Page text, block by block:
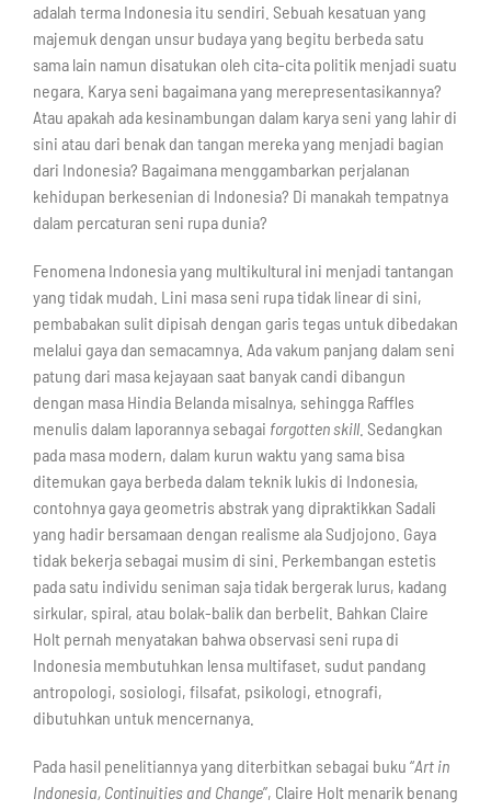
adalah terma Indonesia itu sendiri. Sebuah kesatuan yang
majemuk dengan unsur budaya yang begitu berbeda satu
sama lain namun disatukan oleh cita-cita politik menjadi suatu
negara. Karya seni bagaimana yang merepresentasikannya?
Atau apakah ada kesinambungan dalam karya seni yang lahir di
sini atau dari benak dan tangan mereka yang menjadi bagian
dari Indonesia? Bagaimana menggambarkan perjalanan
kehidupan berkesenian di Indonesia? Di manakah tempatnya
dalam percaturan seni rupa dunia?
Fenomena Indonesia yang multikultural ini menjadi tantangan
yang tidak mudah. Lini masa seni rupa tidak linear di sini,
pembabakan sulit dipisah dengan garis tegas untuk dibedakan
melalui gaya dan semacamnya. Ada vakum panjang dalam seni
patung dari masa kejayaan saat banyak candi dibangun
dengan masa Hindia Belanda misalnya, sehingga Raffles
menulis dalam laporannya sebagai forgotten skill. Sedangkan
pada masa modern, dalam kurun waktu yang sama bisa
ditemukan gaya berbeda dalam teknik lukis di Indonesia,
contohnya gaya geometris abstrak yang dipraktikkan Sadali
yang hadir bersamaan dengan realisme ala Sudjojono. Gaya
tidak bekerja sebagai musim di sini. Perkembangan estetis
pada satu individu seniman saja tidak bergerak lurus, kadang
sirkular, spiral, atau bolak-balik dan berbelit. Bahkan Claire
Holt pernah menyatakan bahwa observasi seni rupa di
Indonesia membutuhkan lensa multifaset, sudut pandang
antropologi, sosiologi, filsafat, psikologi, etnografi,
dibutuhkan untuk mencernanya.
Pada hasil penelitiannya yang diterbitkan sebagai buku “Art in
Indonesia, Continuities and Change”, Claire Holt menarik benang